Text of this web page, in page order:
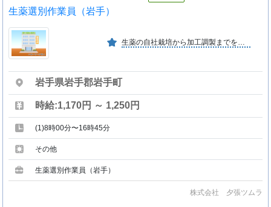
生薬選別作業員（岩手）
岩手県岩手郡岩手町
時給:1,170円 ～ 1,250円
(1)8時00分〜16時45分
その他
生薬選別作業員（岩手）
株式会社 夕張ツムラ